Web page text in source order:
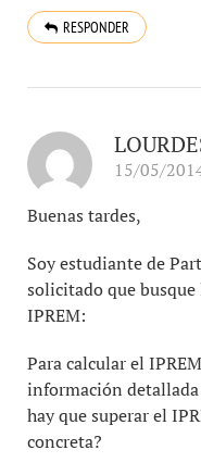
RESPONDER
15/05/
Buenas tardes,
Soy estudiante de
solicitado que
IPREM:
Para calcular el
información detallada
hay que superar el
concreta?